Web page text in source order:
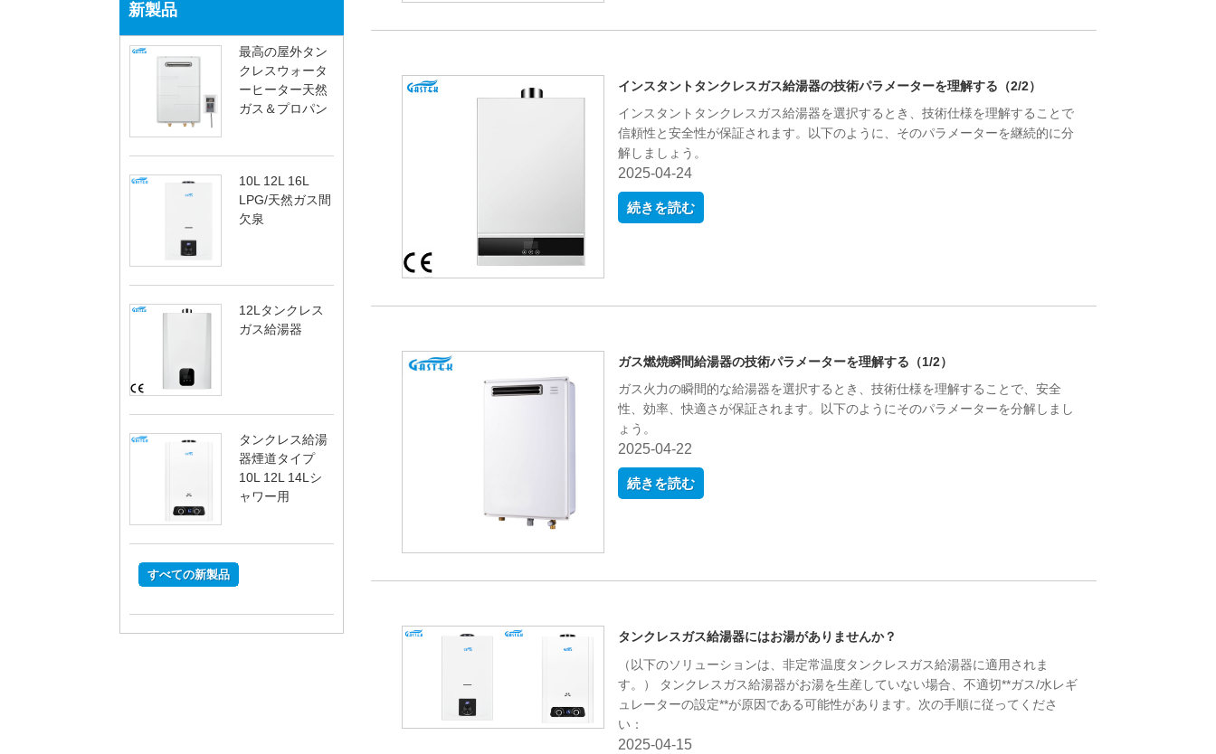
新製品
最高の屋外タン
クレスウォータ
ーヒーター天然
ガス＆プロパン
10L 12L 16L
LPG/天然ガス間
欠泉
12Lタンクレス
ガス給湯器
タンクレス給湯
器煙道タイプ
10L 12L 14Lシ
ャワー用
すべての新製品
インスタントタンクレスガス給湯器の技術パラメーターを理解する（2/2）
インスタントタンクレスガス給湯器を選択するとき、技術仕様を理解することで
信頼性と安全性が保証されます。以下のように、そのパラメーターを継続的に分
解しましょう。
2025-04-24
続きを読む
ガス燃焼瞬間給湯器の技術パラメーターを理解する（1/2）
ガス火力の瞬間的な給湯器を選択するとき、技術仕様を理解することで、安全
性、効率、快適さが保証されます。以下のようにそのパラメーターを分解しまし
ょう。
2025-04-22
続きを読む
タンクレスガス給湯器にはお湯がありませんか？
（以下のソリューションは、非定常温度タンクレスガス給湯器に適用されま
す。） タンクレスガス給湯器がお湯を生産していない場合、不適切**ガス/水レギ
ュレーターの設定**が原因である可能性があります。次の手順に従ってくださ
い：
2025-04-15